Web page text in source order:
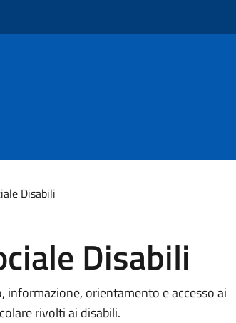
Disabili
Disabili
informazione, orientamento e accesso ai
rivolti ai disabili.